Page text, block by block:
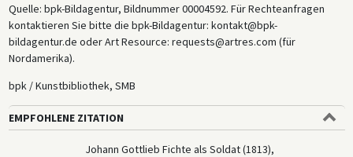
Quelle: bpk-Bildagentur, Bildnummer 00004592. Für Rechteanfragen
kontaktieren Sie bitte die bpk-Bildagentur: kontakt@bpk-
bildagentur.de oder Art Resource: requests@artres.com (für
Nordamerika).
bpk / Kunstbibliothek, SMB
EMPFOHLENE ZITATION
Johann Gottlieb Fichte als Soldat (1813),